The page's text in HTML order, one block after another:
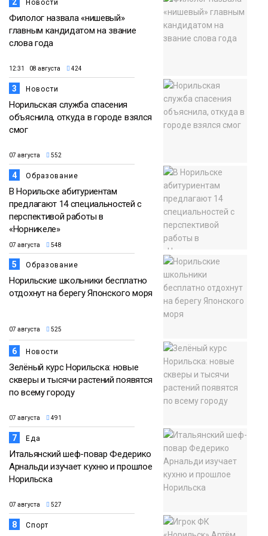
2 Новости
Филолог назвала «нишевый»
главным кандидатом на звание
слова года
12:31 08 августа 424
3 Новости
Норильская служба спасения
объяснила, откуда в городе взялся
смог
07 августа 552
4 Образование
В Норильске абитуриентам
предлагают 14 специальностей с
перспективой работы в
«Норникеле»
07 августа 548
5 Образование
Норильские школьники бесплатно
отдохнут на берегу Японского моря
07 августа 525
6 Новости
Зелёный курс Норильска: новые
скверы и тысячи растений появятся
по всему городу
07 августа 491
7 Еда
Итальянский шеф-повар Федерико
Арнальди изучает кухню и прошлое
Норильска
07 августа 527
8 Спорт